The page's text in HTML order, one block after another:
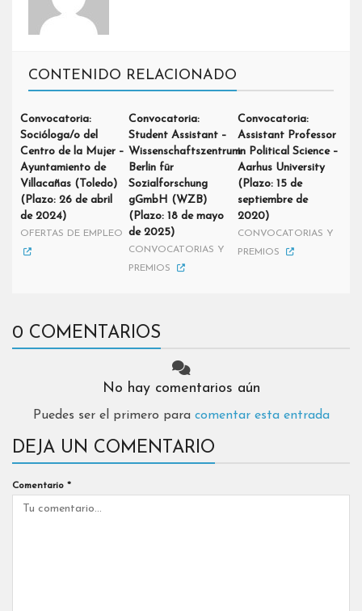
CONTENIDO RELACIONADO
Convocatoria:
Socióloga/o del
Centro de la Mujer –
Ayuntamiento de
Villacañas (Toledo)
(Plazo: 26 de abril
de 2024)
OFERTAS DE EMPLEO
Convocatoria:
Student Assistant –
Wissenschaftszentrum
Berlin für
Sozialforschung
gGmbH (WZB)
(Plazo: 18 de mayo
de 2025)
CONVOCATORIAS Y
PREMIOS
Convocatoria:
Assistant Professor
in Political Science –
Aarhus University
(Plazo: 15 de
septiembre de
2020)
CONVOCATORIAS Y
PREMIOS
0 COMENTARIOS
No hay comentarios aún
Puedes ser el primero para comentar esta entrada
DEJA UN COMENTARIO
Comentario *